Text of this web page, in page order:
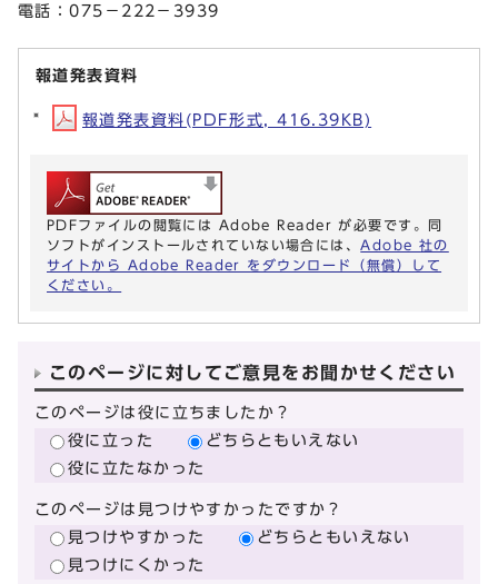
電話：075−222−3939
報道発表資料
報道発表資料(PDF形式, 416.39KB)
PDFファイルの閲覧には Adobe Reader が必要です。同
ソフトがインストールされていない場合には、 Adobe 社の
サイトから Adobe Reader をダウンロード（無償）して
ください。
このページに対してご意見をお聞かせください
このページは役に立ちましたか？
役に立った
どちらともいえない
役に立たなかった
このページは見つけやすかったですか？
見つけやすかった
どちらともいえない
見つけにくかった